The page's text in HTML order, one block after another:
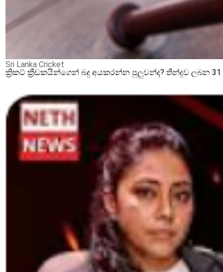
Sri Lanka Cricket
ක්‍රිකට් ක්‍රීඩකයින්ගෙන් බදු අයකරන්න පුලුවන්ද? තීන්දුව ලබන 31